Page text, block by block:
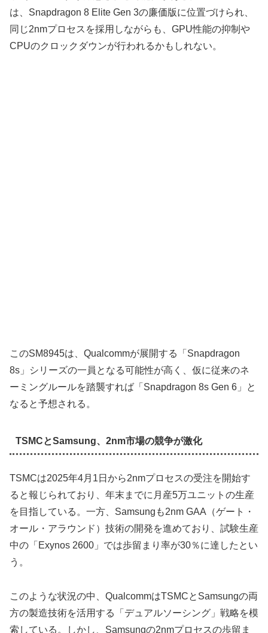
は、Snapdragon 8 Elite Gen 3の廉価版に位置づけられ、
同じ2nmプロセスを採用しながらも、GPU性能の抑制や
CPUのクロックダウンが行われるかもしれない。
このSM8945は、Qualcommが展開する「Snapdragon
8s」シリーズの一員となる可能性が高く、仮に従来のネ
ーミングルールを踏襲すれば「Snapdragon 8s Gen 6」と
なると予想される。
TSMCとSamsung、2nm市場の競争が激化
TSMCは2025年4月1日から2nmプロセスの受注を開始す
ると報じられており、年末までに月産5万ユニットの生産
を目指している。一方、Samsungも2nm GAA（ゲート・
オール・アラウンド）技術の開発を進めており、試験生産
中の「Exynos 2600」では歩留まり率が30％に達したとい
う。
このような状況の中、QualcommはTSMCとSamsungの両
方の製造技術を活用する「デュアルソーシング」戦略を模
索している。しかし、Samsungの2nmプロセスの歩留ま